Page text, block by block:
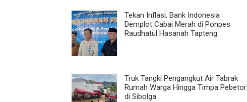
Tekan Inflasi, Bank Indonesia
Demplot Cabai Merah di Ponpes
Raudhatul Hasanah Tapteng
Truk Tangki Pengangkut Air Tabrak
Rumah Warga Hingga Timpa Pebetor
di Sibolga